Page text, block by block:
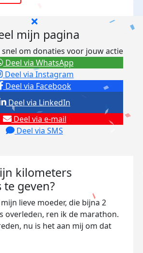
mijn pagina
snel om donaties voor jouw actie
Deel via Facebook
Deel via Instagram
Deel via e-mail
Deel via SMS
Deel via LinkedIn
Deel via WhatsApp
kilometers
geven?
lieve moeder, die bijna 2
overleden, ren ik de marathon.
nu is het aan mij om dat